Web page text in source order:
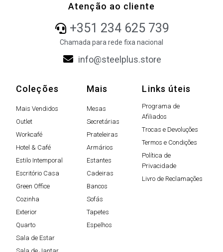
Atenção ao cliente
+351 234 625 739
Chamada para rede fixa nacional
info@steelplus.store
Coleções
Mais Vendidos
Outlet
Workcafé
Hotel & Café
Estilo Intemporal
Escritório Casa
Green Office
Cozinha
Exterior
Quarto
Sala de Estar
Mais
Mesas
Secretárias
Prateleiras
Armários
Estantes
Cadeiras
Bancos
Sofás
Tapetes
Espelhos
Links úteis
Programa de
Afiliados
Trocas e Devoluções
Termos e Condições
Política de
Privacidade
Livro de Reclamações